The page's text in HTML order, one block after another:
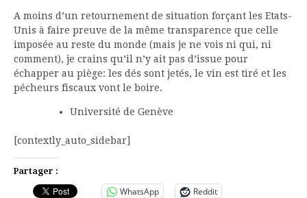
A moins d’un retournement de situation forçant les Etats-
Unis à faire preuve de la même transparence que celle
imposée au reste du monde (mais je ne vois ni qui, ni
comment), je crains qu’il n’y ait pas d’issue pour
échapper au piège: les dés sont jetés, le vin est tiré et les
pécheurs fiscaux vont le boire.
Université de Genève
[contextly_auto_sidebar]
Partager :
WhatsApp Reddit